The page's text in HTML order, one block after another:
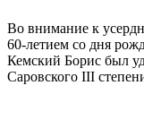
Во внимание к
60-летием со дня
Кемский Борис был
Саровского III